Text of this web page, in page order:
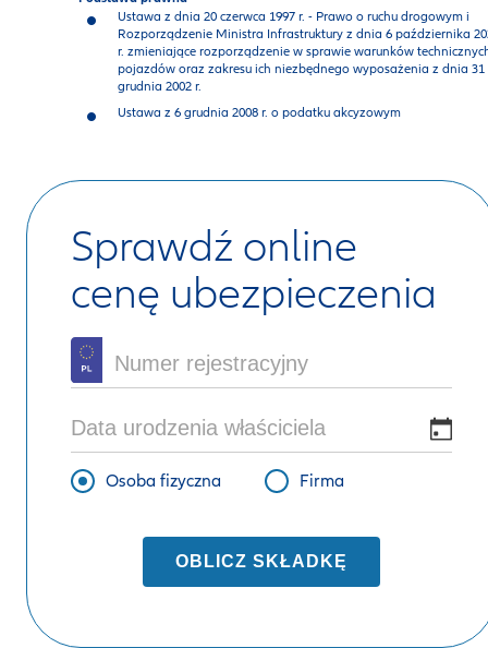
Ustawa z dnia 20 czerwca 1997 r. - Prawo o ruchu drogowym i
Rozporządzenie Ministra Infrastruktury z dnia 6 października
r. zmieniające rozporządzenie w sprawie warunków
pojazdów oraz zakresu ich niezbędnego wyposażenia z dnia 31
grudnia 2002 r.
Ustawa z 6 grudnia 2008 r. o podatku akcyzowym
Sprawdź online
cenę ubezpieczenia
Osoba fizyczna Firma
OBLICZ SKŁADKĘ